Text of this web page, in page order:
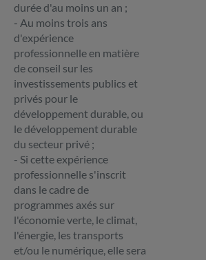
durée d'au moins un an ;
- Au moins trois ans
d'expérience
professionnelle en matière
de conseil sur les
investissements publics et
privés pour le
développement durable, ou
le développement durable
du secteur privé ;
- Si cette expérience
professionnelle s'inscrit
dans le cadre de
programmes axés sur
l'économie verte, le climat,
l'énergie, les transports
et/ou le numérique, elle sera